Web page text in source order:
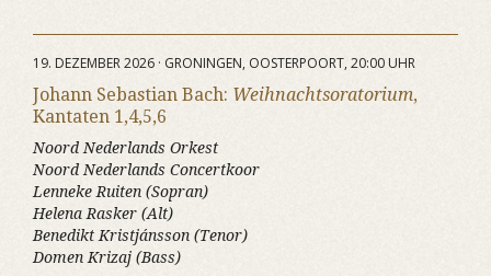
19. DEZEMBER 2026 · GRONINGEN, OOSTERPOORT, 20:00 UHR
Johann Sebastian Bach: Weihnachtsoratorium,
Kantaten 1,4,5,6
Noord Nederlands Orkest
Noord Nederlands Concertkoor
Lenneke Ruiten (Sopran)
Helena Rasker (Alt)
Benedikt Kristjánsson (Tenor)
Domen Krizaj (Bass)